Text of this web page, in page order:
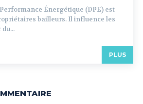
Énergétique (DPE) est
bailleurs. Il influence les
PLUS